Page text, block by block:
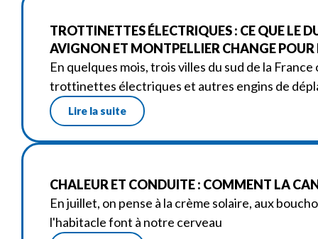
TROTTINETTES ÉLECTRIQUES : CE QUE LE
AVIGNON ET MONTPELLIER CHANGE POUR
En quelques mois, trois villes du sud de la
trottinettes électriques et autres engins de
Lire la suite
CHALEUR ET CONDUITE : COMMENT LA
En juillet, on pense à la crème solaire, aux
l'habitacle font à notre cerveau